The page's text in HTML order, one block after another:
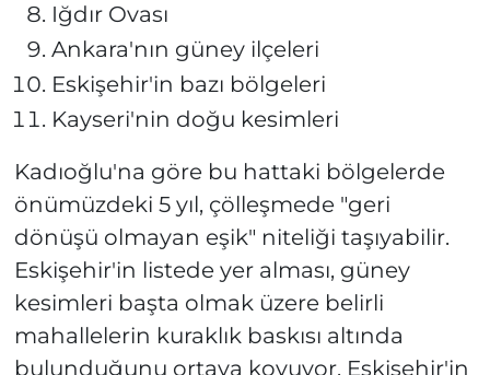
Iğdır Ovası
Ankara'nın güney ilçeleri
Eskişehir'in bazı bölgeleri
Kayseri'nin doğu kesimleri
Kadıoğlu'na göre bu hattaki bölgelerde
önümüzdeki 5 yıl, çölleşmede "geri
dönüşü olmayan eşik" niteliği taşıyabilir.
Eskişehir'in listede yer alması, güney
kesimleri başta olmak üzere belirli
mahallelerin kuraklık baskısı altında
bulunduğunu ortaya koyuyor. Eskişehir'in